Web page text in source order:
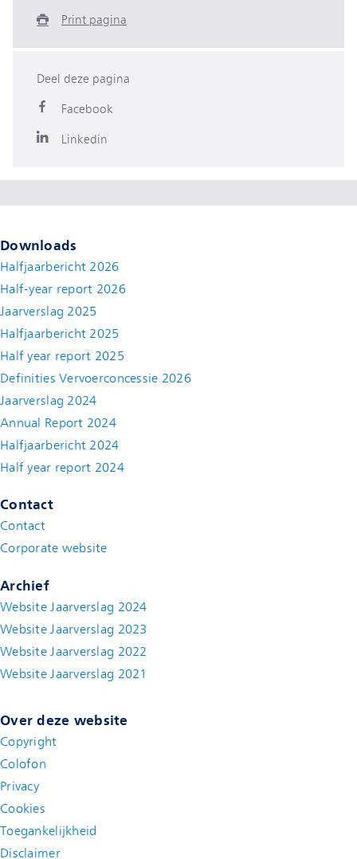
Print pagina
Deel deze pagina
Facebook
Linkedin
Downloads
Halfjaarbericht 2026
Half-year report 2026
Jaarverslag 2025
Halfjaarbericht 2025
Half year report 2025
Definities Vervoerconcessie 2026
Jaarverslag 2024
Annual Report 2024
Halfjaarbericht 2024
Half year report 2024(new window)
Contact
Contact(new window)
Corporate website
Archief
Website Jaarverslag 2024
Website Jaarverslag 2023
Website Jaarverslag 2022
Website Jaarverslag 2021
Over deze website
Copyright
Colofon
Privacy
Cookies
Toegankelijkheid
Disclaimer(new window)